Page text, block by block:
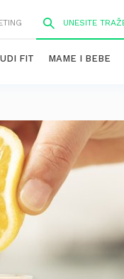
FIT MAME I BEBE